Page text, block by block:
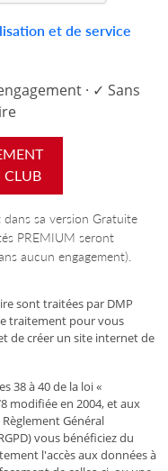
et de service
· ✓ Sans
CLUB
sa version Gratuite
PREMIUM seront
aucun engagement).
sont traitées par DMP
traitement pour vous
de créer un site internet de
38 à 40 de la loi «
modifiée en 2004, et aux
Général
vous bénéficiez du
l'accès aux données à